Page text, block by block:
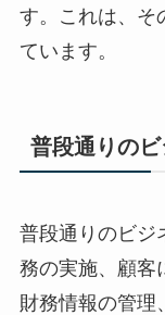
す。これは、そ
ています。
普段通りの
普段通りのビジ
務の実施、顧客
財務情報の管理